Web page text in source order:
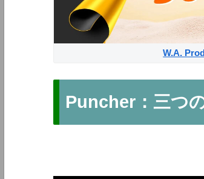
W.A.
Puncher：三つ